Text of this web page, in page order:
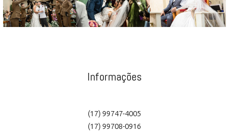
Informações
(17) 99747-4005
(17) 99708-0916